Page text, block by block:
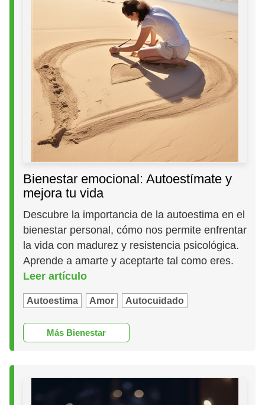
Bienestar emocional: Autoestímate y
mejora tu vida
Descubre la importancia de la autoestima en el
bienestar personal, cómo nos permite enfrentar
la vida con madurez y resistencia psicológica.
Aprende a amarte y aceptarte tal como eres.
Leer artículo
Autoestima Amor Autocuidado
Más Bienestar